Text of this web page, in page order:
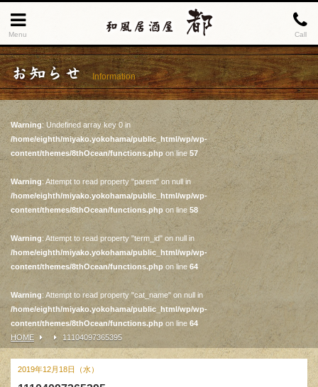
Menu Call
お知らせ Information
Warning: Undefined array key 0 in
/home/eighth/miyako.yokohama/public_html/wp/wp-
content/themes/8thOcean/functions.phpon line57
Warning: Attempt to read property "parent" on null in
/home/eighth/miyako.yokohama/public_html/wp/wp-
content/themes/8thOcean/functions.php on line 58
Warning: Attempt to read property "term_id" on null in
/home/eighth/miyako.yokohama/public_html/wp/wp-
content/themes/8thOcean/functions.php on line 64
Warning: Attempt to read property "cat_name" on null in
/home/eighth/miyako.yokohama/public_html/wp/wp-
content/themes/8thOcean/functions.php on line 64
HOME
11104097365395
2019年12月18日（水）